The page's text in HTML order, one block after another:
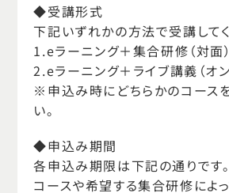
◆受講形式
下記いずれかの方法で受講してく
1.eラーニング＋集合研修（対面
2.eラーニング＋ライブ講義（オ
※申込み時にどちらかのコース
い。
◆申込み期間
各申込み期限は下記の通りです。
コースや希望する集合研修によ